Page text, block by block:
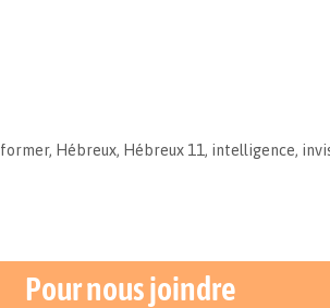
former, Hébreux, Hébreux 11 , intelligence,
Pour nous joindre